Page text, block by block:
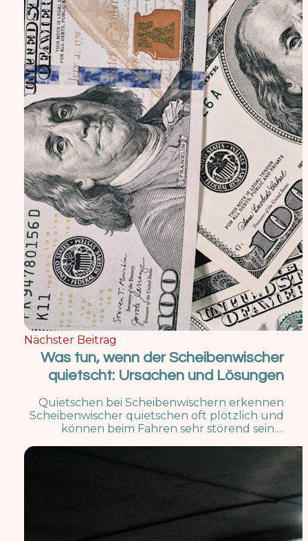
Nächster Beitrag
Was tun, wenn der Scheibenwischer
quietscht: Ursachen und Lösungen
Quietschen bei Scheibenwischern erkennen
Scheibenwischer quietschen oft plötzlich und
können beim Fahren sehr störend sein.…